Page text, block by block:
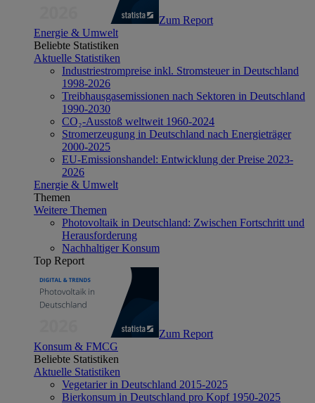
Zum Report
Energie & Umwelt
Beliebte Statistiken
Aktuelle Statistiken
Industriestrompreise inkl. Stromsteuer in Deutschland
1998-2026
Treibhausgasemissionen nach Sektoren in Deutschland
1990-2030
CO₂-Ausstoß weltweit 1960-2024
Stromerzeugung in Deutschland nach Energieträger
2000-2025
EU-Emissionshandel: Entwicklung der Preise 2023-
2026
Energie & Umwelt
Themen
Weitere Themen
Photovoltaik in Deutschland: Zwischen Fortschritt und
Herausforderung
Nachhaltiger Konsum
Top Report
Zum Report
Konsum & FMCG
Beliebte Statistiken
Aktuelle Statistiken
Vegetarier in Deutschland 2015-2025
Bierkonsum in Deutschland pro Kopf 1950-2025